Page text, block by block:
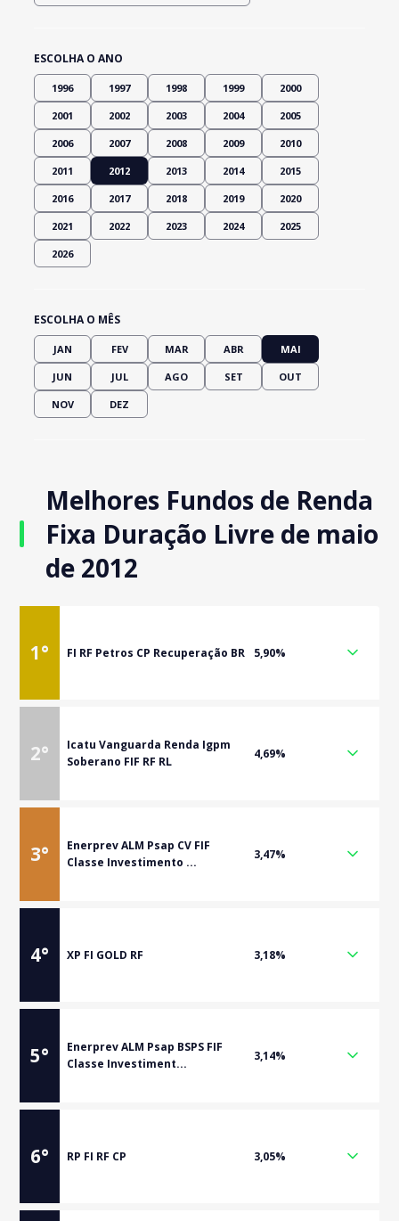
ESCOLHA O ANO
1996 1997 1998 1999 2000
2001 2002 2003 2004 2005
2006 2007 2008 2009 2010
2011 2012 2013 2014 2015
2016 2017 2018 2019 2020
2021 2022 2023 2024 2025
2026
ESCOLHA O MÊS
JAN FEV MAR ABR MAI
JUN JUL AGO SET OUT
NOV DEZ
Melhores Fundos de Renda
Fixa Duração Livre de maio
de 2012
1° FI RF Petros CP Recuperação BR 5,90%
2°
Icatu Vanguarda Renda Igpm
Soberano FIF RF RL
4,69%
3°
Enerprev ALM Psap CV FIF
Classe Investimento ...
3,47%
4° XP FI GOLD RF 3,18%
5°
Enerprev ALM Psap BSPS FIF
Classe Investiment...
3,14%
6° RP FI RF CP 3,05%